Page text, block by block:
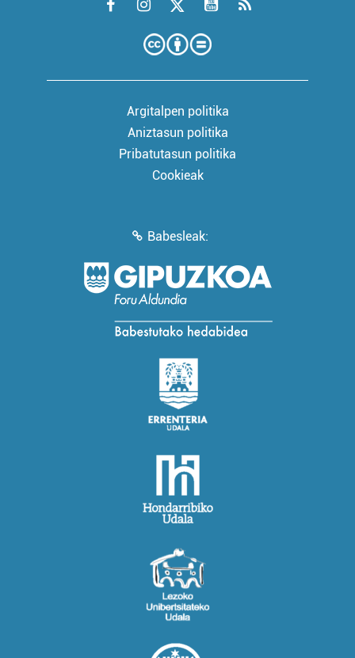
Argitalpen politika
Aniztasun politika
Pribatutasun politika
Cookieak
Babesleak: